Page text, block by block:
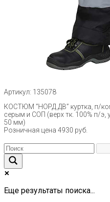
Артикул: 135078
КОСТЮМ “НОРД ДВ” куртка, п/
серым и СОП (верх тк. 100% п/э,
50 мм)
Розничная цена 4930 руб.
Еще результаты поиска...